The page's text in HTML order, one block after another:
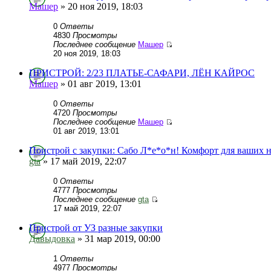
Машер » 20 ноя 2019, 18:03
0 Ответы
4830 Просмотры
Последнее сообщение Машер
20 ноя 2019, 18:03
ПРИСТРОЙ: 2/23 ПЛАТЬЕ-САФАРИ, ЛЁН КАЙРОС
Машер » 01 авг 2019, 13:01
0 Ответы
4720 Просмотры
Последнее сообщение Машер
01 авг 2019, 13:01
Поистрой с закупки: Сабо Л*е*о*н! Комфорт для ваших
gta» 17 май 2019, 22:07
0 Ответы
4777 Просмотры
Последнее сообщение gta
17 май 2019, 22:07
Пристрой от УЗ разные закупки
Давыдовка » 31 мар 2019, 00:00
1 Ответы
4977 Просмотры